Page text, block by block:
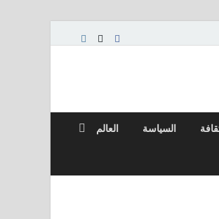
السياسة العالم